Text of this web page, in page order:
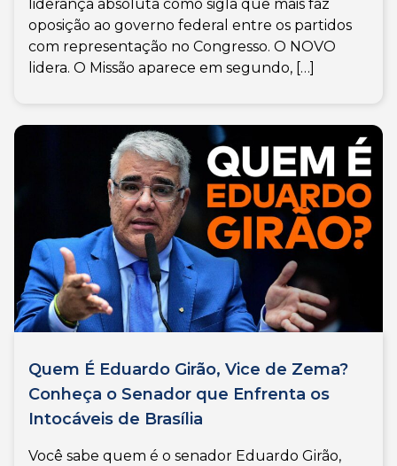
liderança absoluta como sigla que mais faz
oposição ao governo federal entre os partidos
com representação no Congresso. O NOVO
lidera. O Missão aparece em segundo, […]
Quem É Eduardo Girão, Vice de Zema?
Conheça o Senador que Enfrenta os
Intocáveis de Brasília
Você sabe quem é o senador Eduardo Girão,